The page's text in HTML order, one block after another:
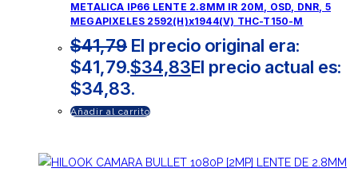
METALICA IP66 LENTE 2.8MM IR 20M, OSD, DNR, 5
MEGAPIXELES 2592(H)x1944(V) THC-T150-M
$41,79 El precio original era:
$41,79.$34,83El precio actual es:
$34,83.
Añadir al carrito